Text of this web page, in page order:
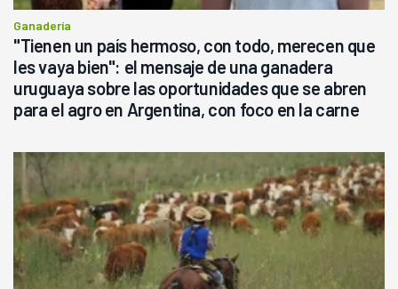
Ganadería
"Tienen un país hermoso, con todo, merecen que
les vaya bien": el mensaje de una ganadera
uruguaya sobre las oportunidades que se abren
para el agro en Argentina, con foco en la carne